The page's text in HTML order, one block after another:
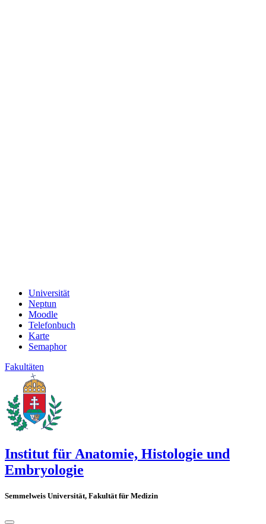
Universität
Neptun
Moodle
Telefonbuch
Karte
Semaphor
Fakultäten
Institut für Anatomie, Histologie und
Embryologie
Semmelweis Universität, Fakultät für Medizin